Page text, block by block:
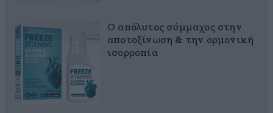
Ο απόλυτος σύμμαχος στην
αποτοξίνωση & την ορμονική
ισορροπία